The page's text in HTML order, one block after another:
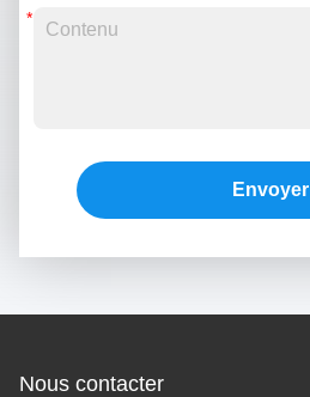
Envoyer
Nous contacter